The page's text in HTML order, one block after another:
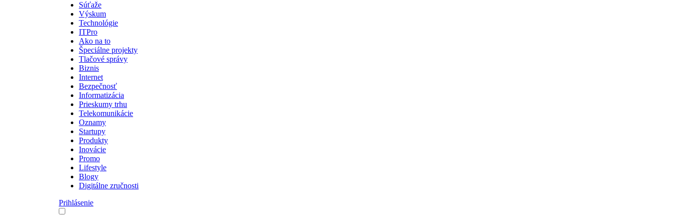
Súťaže
Výskum
Technológie
ITPro
Ako na to
Špeciálne projekty
Tlačové správy
Biznis
Internet
Bezpečnosť
Informatizácia
Prieskumy trhu
Telekomunikácie
Oznamy
Startupy
Produkty
Inovácie
Promo
Lifestyle
Blogy
Digitálne zručnosti
Prihlásenie